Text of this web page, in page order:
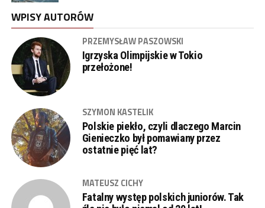
WPISY AUTORÓW
PRZEMYSŁAW PASZOWSKI
Igrzyska Olimpijskie w Tokio
przełożone!
SZYMON KASTELIK
Polskie piekło, czyli dlaczego Marcin
Gienieczko był pomawiany przez
ostatnie pięć lat?
MATEUSZ CICHY
Fatalny występ polskich juniorów. Tak